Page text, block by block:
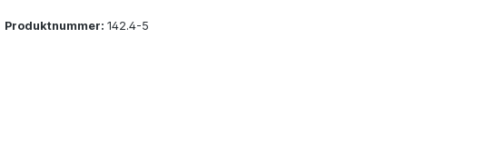
Produktnummer: 142.4-5